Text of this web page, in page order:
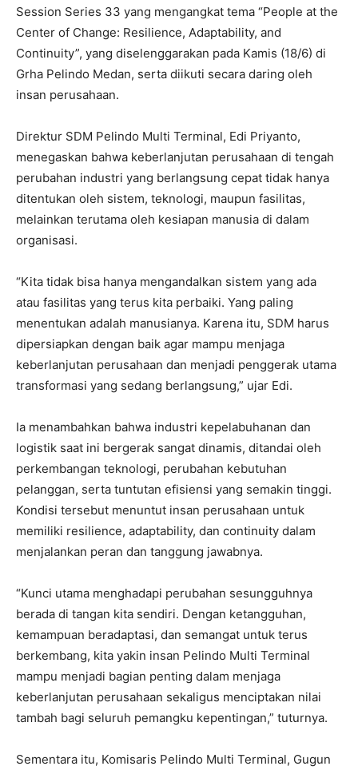
Session Series 33 yang mengangkat tema “People at the
Center of Change: Resilience, Adaptability, and
Continuity”, yang diselenggarakan pada Kamis (18/6) di
Grha Pelindo Medan, serta diikuti secara daring oleh
insan perusahaan.
Direktur SDM Pelindo Multi Terminal, Edi Priyanto,
menegaskan bahwa keberlanjutan perusahaan di tengah
perubahan industri yang berlangsung cepat tidak hanya
ditentukan oleh sistem, teknologi, maupun fasilitas,
melainkan terutama oleh kesiapan manusia di dalam
organisasi.
“Kita tidak bisa hanya mengandalkan sistem yang ada
atau fasilitas yang terus kita perbaiki. Yang paling
menentukan adalah manusianya. Karena itu, SDM harus
dipersiapkan dengan baik agar mampu menjaga
keberlanjutan perusahaan dan menjadi penggerak utama
transformasi yang sedang berlangsung,” ujar Edi.
Ia menambahkan bahwa industri kepelabuhanan dan
logistik saat ini bergerak sangat dinamis, ditandai oleh
perkembangan teknologi, perubahan kebutuhan
pelanggan, serta tuntutan efisiensi yang semakin tinggi.
Kondisi tersebut menuntut insan perusahaan untuk
memiliki resilience, adaptability, dan continuity dalam
menjalankan peran dan tanggung jawabnya.
“Kunci utama menghadapi perubahan sesungguhnya
berada di tangan kita sendiri. Dengan ketangguhan,
kemampuan beradaptasi, dan semangat untuk terus
berkembang, kita yakin insan Pelindo Multi Terminal
mampu menjadi bagian penting dalam menjaga
keberlanjutan perusahaan sekaligus menciptakan nilai
tambah bagi seluruh pemangku kepentingan,” tuturnya.
Sementara itu, Komisaris Pelindo Multi Terminal, Gugun